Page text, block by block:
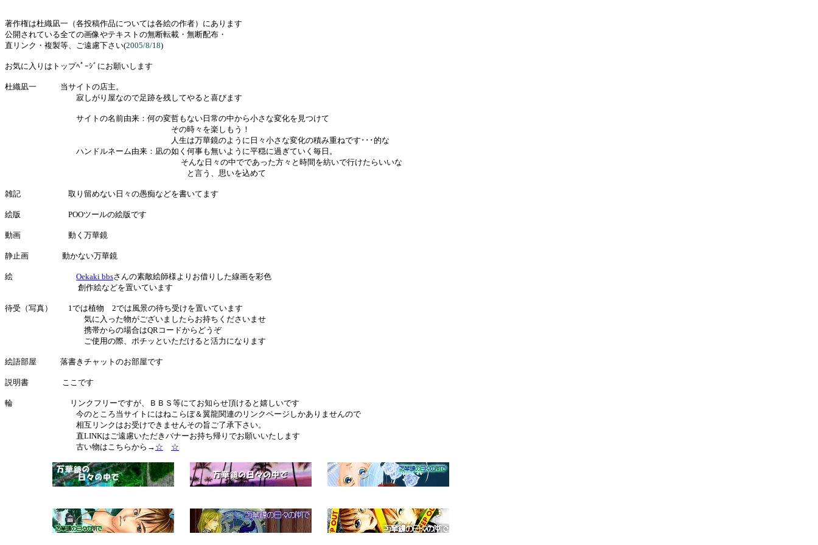
著作権は杜織凪一（各投稿作品については各絵の作者）にあります
公開されている全ての画像やテキストの無断転載・無断配布・
直リンク・複製等、ご遠慮下さい(2005/8/18)
お気に入りはトップﾍﾟｰｼﾞにお願いします
杜織凪一 当サイトの店主。
寂しがり屋なので足跡を残してやると喜びます
サイトの名前由来：何の変哲もない日常の中から小さな変化を見つけて
その時々を楽しもう！
人生は万華鏡のように日々小さな変化の積み重ねです･･･的な
ハンドルネーム由来：凪の如く何事も無いように平穏に過ぎていく毎日。
そんな日々の中でであった方々と時間を紡いで行けたらいいな
と言う、思いを込めて
雑記 取り留めない日々の愚痴などを書いてます
絵版 POOツールの絵版です
動画 動く万華鏡
静止画 動かない万華鏡
絵 Oekaki bbsさんの素敵絵師様よりお借りした線画を彩色
創作絵などを置いています
待受（写真） 1では植物 2では風景の待ち受けを置いています
気に入った物がございましたらお持ちくださいませ
携帯からの場合はQRコードからどうぞ
ご使用の際、ポチッといただけると活力になります
絵語部屋 落書きチャットのお部屋です
説明書 ここです
輪 リンクフリーですが、ＢＢＳ等にてお知らせ頂けると嬉しいです
今のところ当サイトにはねこらぼ＆翼龍関連のリンクページしかありませんので
相互リンクはお受けできませんその旨ご了承下さい。
直LINKはご遠慮いただきバナーお持ち帰りでお願いいたします
古い物はこちらから→ ☆ ☆